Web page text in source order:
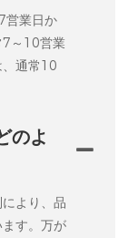
営業日か
7～10営業
、通常10
のよ
より、品
す。万が